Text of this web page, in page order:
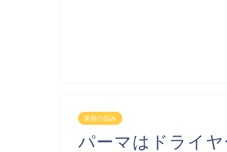
美容の悩み
パーマはドライ